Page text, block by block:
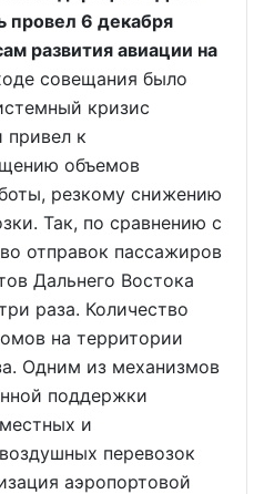
провел 6 декабря
развития авиации на
совещания было
кризис
привел к
объемов
резкому снижению
Так, по сравнению с
отправок пассажиров
Дальнего Востока
раза. Количество
на территории
Одним из механизмов
поддержки
и
перевозок
аэропортовой